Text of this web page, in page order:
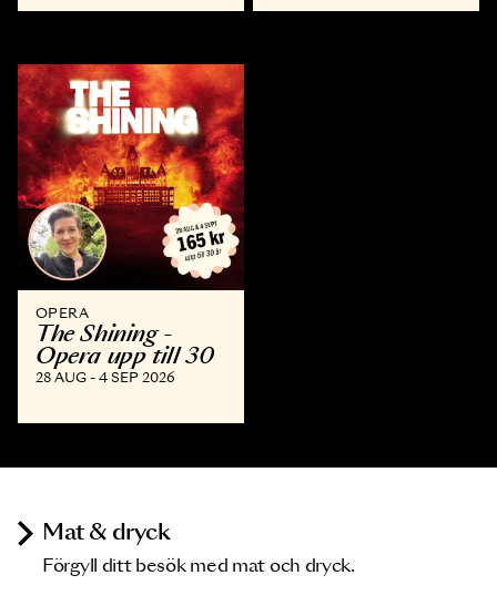
OPERA
The Shining -
Opera upp till 30
28 AUG - 4 SEP 2026
Mat & dryck
Förgyll ditt besök med mat och dryck.